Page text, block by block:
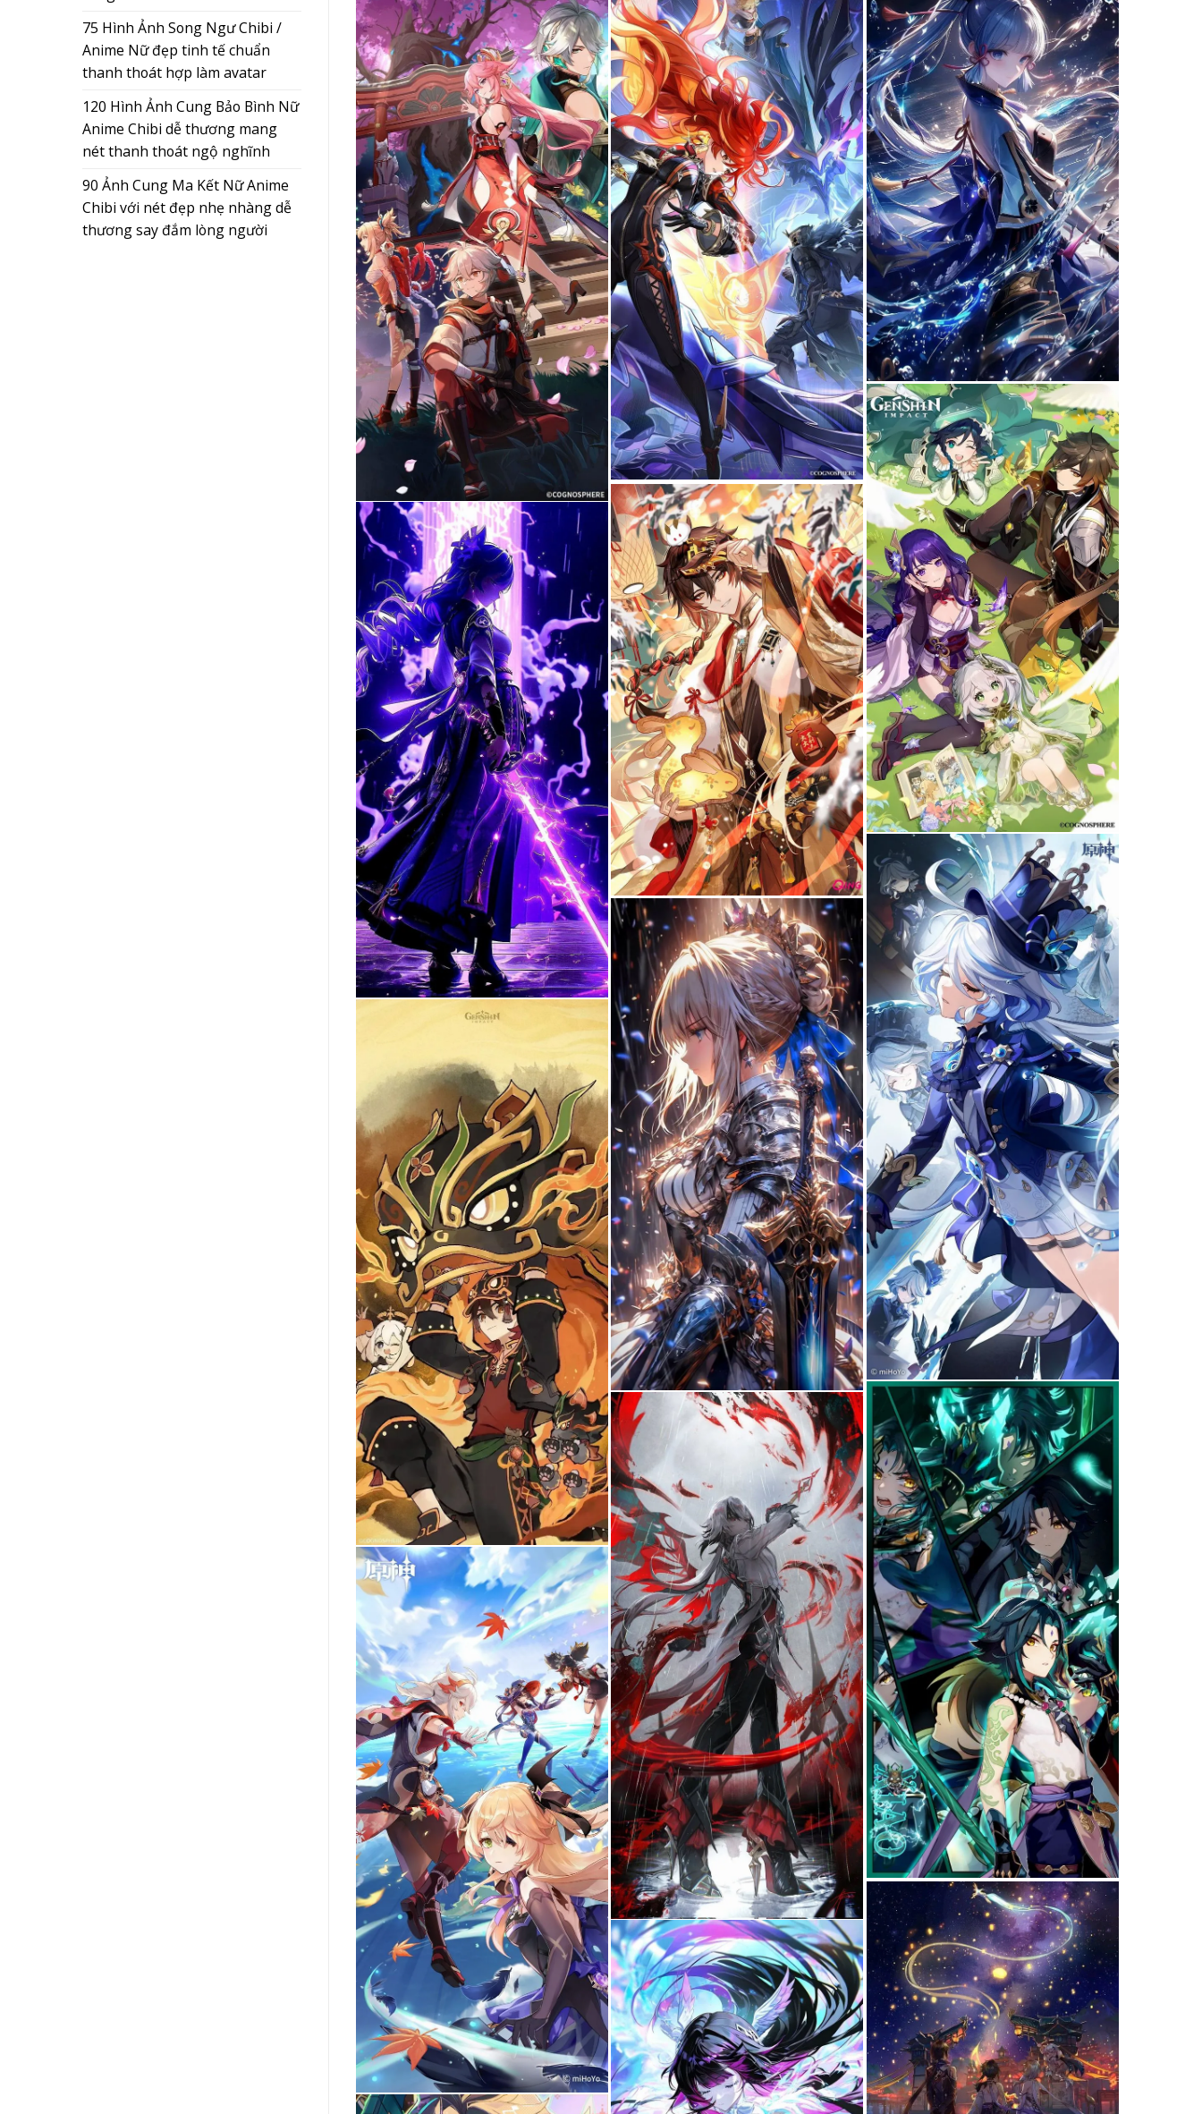
75 Hình Ảnh Song Ngư Chibi /
Anime Nữ đẹp tinh tế chuẩn
thanh thoát hợp làm avatar
120 Hình Ảnh Cung Bảo Bình Nữ
Anime Chibi dễ thương mang
nét thanh thoát ngộ nghĩnh
90 Ảnh Cung Ma Kết Nữ Anime
Chibi với nét đẹp nhẹ nhàng dễ
thương say đắm lòng người